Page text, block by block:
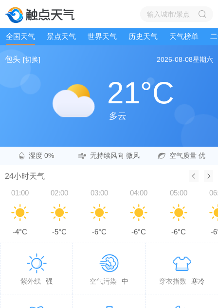
全国天气 景点天气 世界天气 历史天气 天气榜单
包头 [切换] 2026-08-08星期六
21°C
多云
湿度 0% 无持续风向 微风 空气质量 优
24小时天气
01:00
-4°C
02:00
-5°C
03:00
-6°C
04:00
-6°C
05:00
-6°C -
紫外线 强 空气污染 中 穿衣指数 寒冷